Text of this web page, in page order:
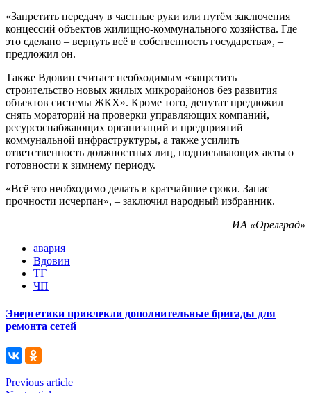
«Запретить передачу в частные руки или путём заключения
концессий объектов жилищно-коммунального хозяйства. Где
это сделано – вернуть всё в собственность государства», –
предложил он.
Также Вдовин считает необходимым «запретить
строительство новых жилых микрорайонов без развития
объектов системы ЖКХ». Кроме того, депутат предложил
снять мораторий на проверки управляющих компаний,
ресурсоснабжающих организаций и предприятий
коммунальной инфраструктуры, а также усилить
ответственность должностных лиц, подписывающих акты о
готовности к зимнему периоду.
«Всё это необходимо делать в кратчайшие сроки. Запас
прочности исчерпан», – заключил народный избранник.
ИА «Орелград»
авария
Вдовин
ТГ
ЧП
Энергетики привлекли дополнительные бригады для
ремонта сетей
Previous article